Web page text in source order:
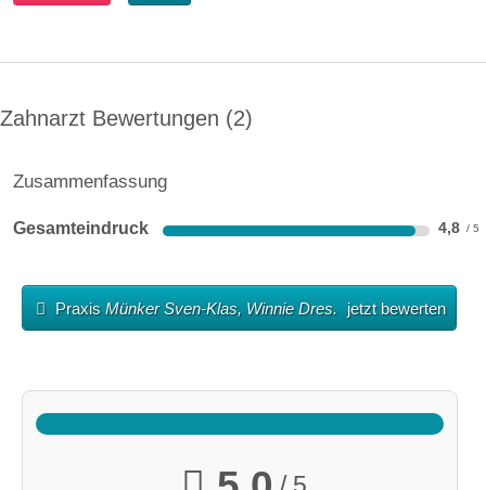
Zahnarzt Bewertungen 2
Zusammenfassung
Gesamteindruck 4,8
Praxis Münker Sven-Klas, Winnie Dres. jetzt bewerten